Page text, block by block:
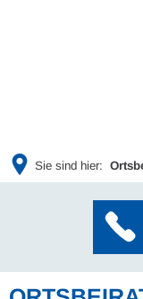
Sie sind hier: